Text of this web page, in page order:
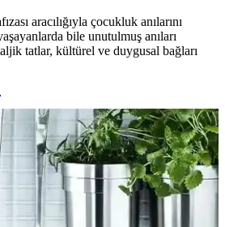
aracılığıyla çocukluk anılarını
bile unutulmuş anıları
tatlar, kültürel ve duygusal bağları